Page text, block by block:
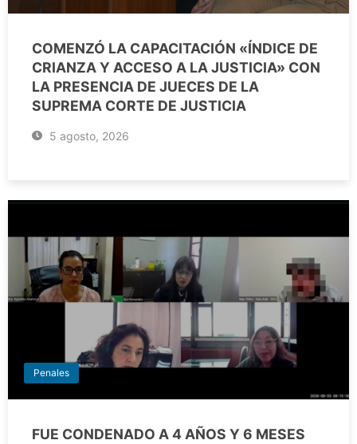
COMENZÓ LA CAPACITACIÓN «ÍNDICE DE
CRIANZA Y ACCESO A LA JUSTICIA» CON
LA PRESENCIA DE JUECES DE LA
SUPREMA CORTE DE JUSTICIA
5 agosto, 2026
Penales
FUE CONDENADO A 4 AÑOS Y 6 MESES